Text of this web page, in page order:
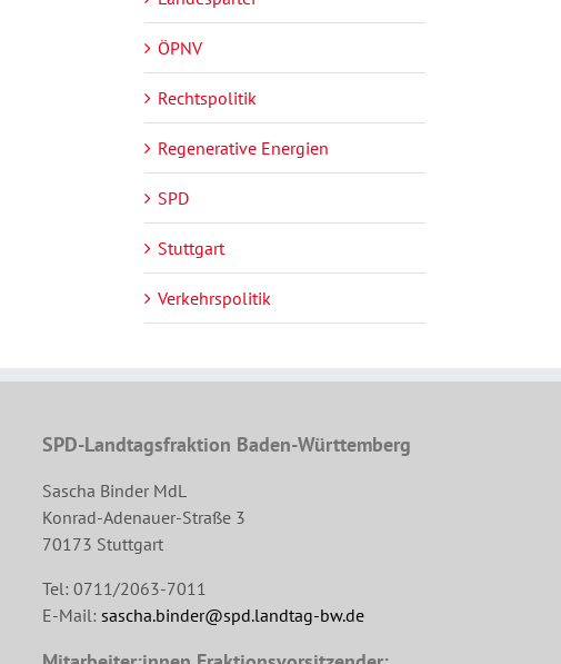
ÖPNV
Rechtspolitik
Regenerative Energien
SPD
Stuttgart
Verkehrspolitik
SPD-Landtagsfraktion Baden-Württemberg
Sascha Binder MdL
Konrad-Adenauer-Straße 3
70173 Stuttgart
Tel: 0711/2063-7011
E-Mail: sascha.binder@spd.landtag-bw.de